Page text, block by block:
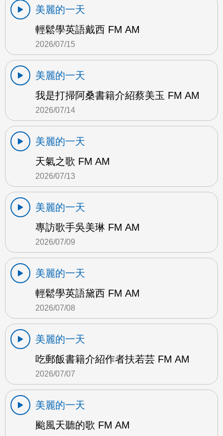
美麗的一天
輕鬆學英語戴西 FM AM
2026/07/15
美麗的一天
我是打掃阿桑書籍介紹蔡美玉 FM AM
2026/07/14
美麗的一天
天氣之歌 FM AM
2026/07/13
美麗的一天
專訪歌手吳美琳 FM AM
2026/07/09
美麗的一天
輕鬆學英語黛西 FM AM
2026/07/08
美麗的一天
吃郵飯書籍介紹作者扶若芸 FM AM
2026/07/07
美麗的一天
颱風天聽的歌 FM AM